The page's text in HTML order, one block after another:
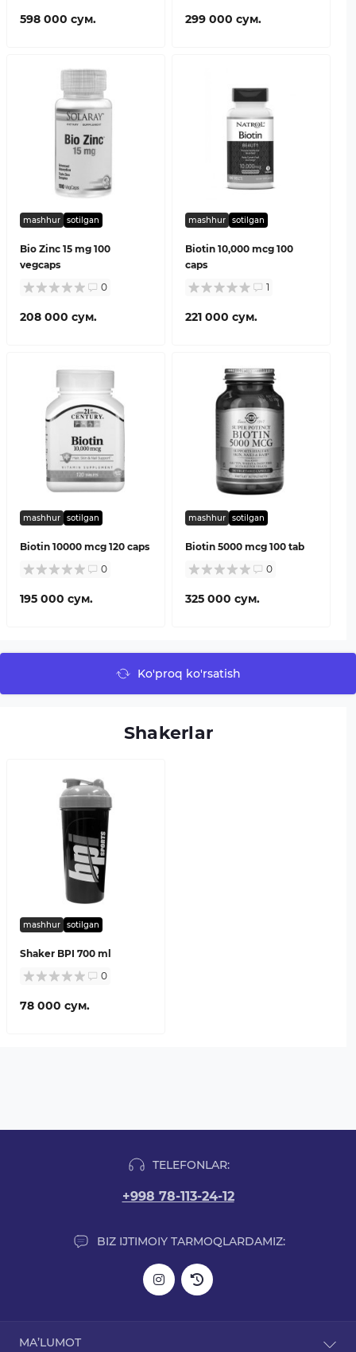
598 000 сум. 299 000 сум.
mashhur sotilgan
Bio Zinc 15 mg 100
vegcaps
0
208 000 сум.
mashhur sotilgan
Biotin 10,000 mcg 100
caps
1
221 000 сум.
mashhur sotilgan
Biotin 10000 mcg 120 caps
0
195 000 сум.
mashhur sotilgan
Biotin 5000 mcg 100 tab
0
325 000 сум.
Ko'proq ko'rsatish
Shakerlar
mashhur sotilgan
Shaker BPI 700 ml
0
78 000 сум.
TELEFONLAR:
+998 78-113-24-12
BIZ IJTIMOIY TARMOQLARDAMIZ:
MA’LUMOT